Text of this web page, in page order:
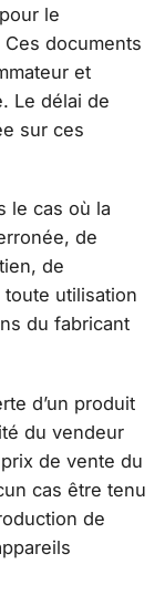
le
documents
et
Le délai de
sur ces
le cas où la
de
de
toute utilisation
du fabricant
d’un produit
du vendeur
de vente du
cas être tenu
de